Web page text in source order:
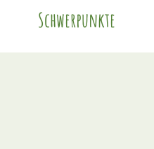
Schwerpunkte